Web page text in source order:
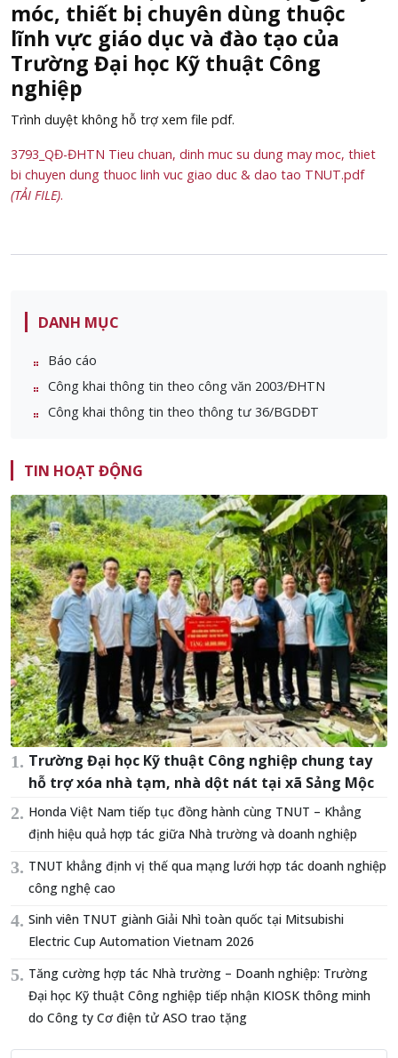
móc, thiết bị chuyên dùng thuộc
lĩnh vực giáo dục và đào tạo của
Trường Đại học Kỹ thuật Công
nghiệp
Trình duyệt không hỗ trợ xem file pdf.
3793_QĐ-ĐHTN Tieu chuan, dinh muc su dung may moc, thiet
bi chuyen dung thuoc linh vuc giao duc & dao tao TNUT.pdf
(TẢI FILE).
DANH MỤC
Báo cáo
Công khai thông tin theo công văn 2003/ĐHTN
Công khai thông tin theo thông tư 36/BGDĐT
TIN HOẠT ĐỘNG
Trường Đại học Kỹ thuật Công nghiệp chung tay
hỗ trợ xóa nhà tạm, nhà dột nát tại xã Sảng Mộc
Honda Việt Nam tiếp tục đồng hành cùng TNUT – Khẳng
định hiệu quả hợp tác giữa Nhà trường và doanh nghiệp
TNUT khẳng định vị thế qua mạng lưới hợp tác doanh nghiệp
công nghệ cao
Sinh viên TNUT giành Giải Nhì toàn quốc tại Mitsubishi
Electric Cup Automation Vietnam 2026
Tăng cường hợp tác Nhà trường – Doanh nghiệp: Trường
Đại học Kỹ thuật Công nghiệp tiếp nhận KIOSK thông minh
do Công ty Cơ điện tử ASO trao tặng